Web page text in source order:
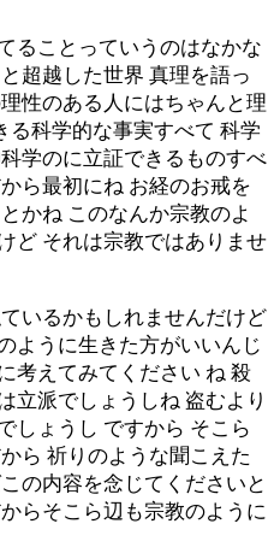
ることっていうのはなかな
超越した世界 真理を語っ
性のある人にはちゃんと理
る科学的な事実すべて 科学
学のに立証できるものすべ
ら最初にね お経のお戒を
かね このなんか宗教のよ
ど それは宗教ではありませ
いるかもしれませんだけど
ように生きた方がいいんじ
考えてみてください ね 殺
立派でしょうしね 盗むより
しょうし ですから そこら
ら 祈りのような聞こえた
の内容を念じてくださいと
らそこら辺も宗教のように